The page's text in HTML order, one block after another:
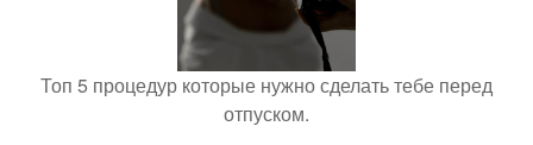
Топ 5 процедур которые нужно сделать тебе перед
отпуском.